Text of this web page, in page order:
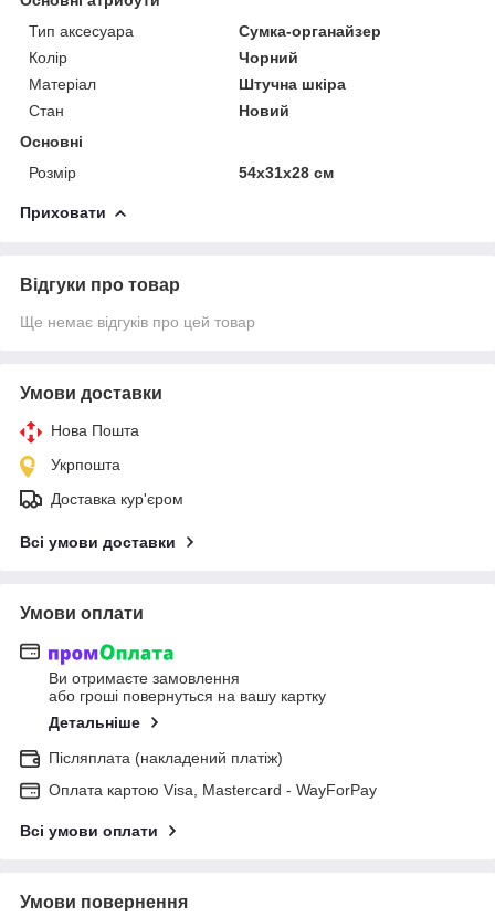
Тип аксесуара
Сумка-органайзер
Колір
Чорний
Матеріал
Штучна шкіра
Стан
Новий
Основні
Розмір
54х31х28 см
Приховати
Відгуки про товар
Ще немає відгуків про цей товар
Умови доставки
Нова Пошта
Укрпошта
Доставка кур'єром
Всі умови доставки
Умови оплати
Ви отримаєте замовлення
або гроші повернуться на вашу картку
Детальніше
Післяплата (накладений платіж)
Оплата картою Visa, Mastercard - WayForPay
Всі умови оплати
Умови повернення